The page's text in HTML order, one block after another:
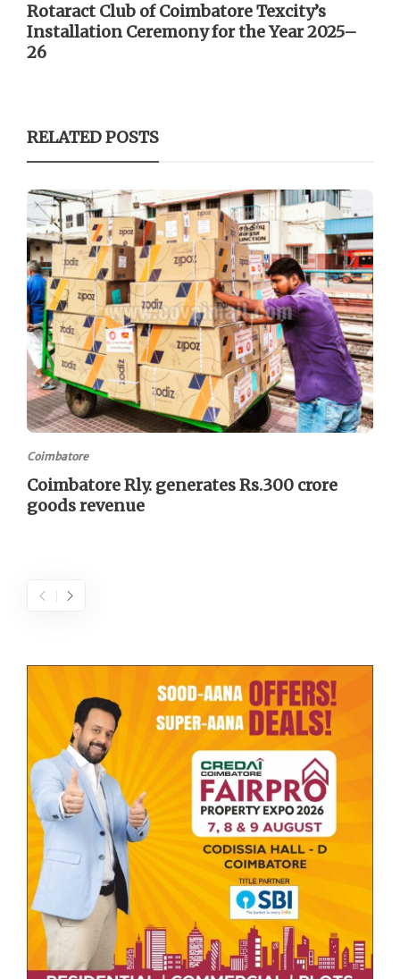
Rotaract Club of Coimbatore Texcity’s
Installation Ceremony for the Year 2025–
26
RELATED POSTS
Coimbatore
Coimbatore Rly. generates Rs.300 crore
goods revenue